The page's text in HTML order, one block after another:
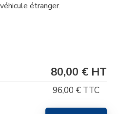
étranger.
80,00 €
96,00 €